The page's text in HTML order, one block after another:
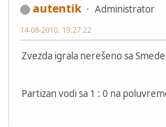
autentik
Administrator
14-08-2010, 19:27:22
Zvezda igrala nerešeno sa
Partizan vodi sa 1 : 0 na